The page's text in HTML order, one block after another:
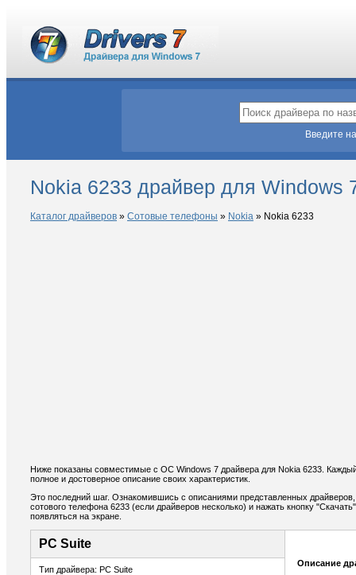
Введите
Nokia 6233 драйвер для Windows
Каталог драйверов » Сотовые телефоны » Nokia » Nokia 6233
Ниже показаны совместимые с ОС Windows 7 драйвера для Nokia 6233.
полное и достоверное описание своих характеристик.
Это последний шаг. Ознакомившись с описаниями представленных
сотового телефона 6233 (если драйверов несколько) и нажать кнопку
появляться на экране.
PC Suite
Тип драйвера: PC Suite
Описание